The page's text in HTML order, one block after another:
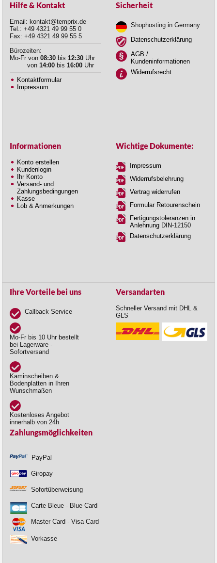
Hilfe & Kontakt
Email: kontakt@temprix.de
Tel.: +49 4321 49 99 55 0
Fax: +49 4321 49 99 55 5
Bürozeiten:
Mo-Fr von 08:30 bis 12:30 Uhr
von 14:00 bis 16:00 Uhr
Kontaktformular
Impressum
Sicherheit
Shophosting in Germany
Datenschutzerklärung
AGB /
Kundeninformationen
Widerrufsrecht
Informationen
Konto erstellen
Kundenlogin
Ihr Konto
Versand- und
Zahlungsbedingungen
Kasse
Lob & Anmerkungen
Wichtige Dokumente:
Impressum
Widerrufsbelehrung
Vertrag widerrufen
Formular Retourenschein
Fertigungstoleranzen in
Anlehnung DIN-12150
Datenschutzerklärung
Ihre Vorteile bei uns
Callback Service
Mo-Fr bis 10 Uhr bestellt
bei Lagerware -
Sofortversand
Kaminscheiben &
Bodenplatten in Ihren
Wunschmaßen
Kostenloses Angebot
innerhalb von 24h
Versandarten
Schneller Versand mit DHL &
GLS
Zahlungsmöglichkeiten
PayPal
Giropay
Sofortüberweisung
Carte Bleue - Blue Card
Master Card - Visa Card
Vorkasse